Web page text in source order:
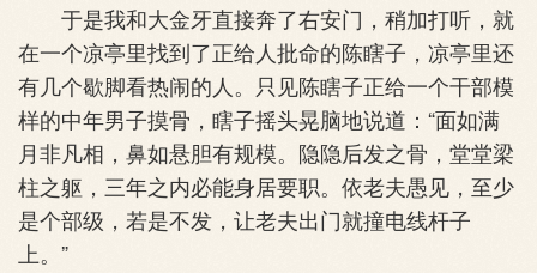
于是我和大金牙直接奔了右安门，稍加打听，就
在一个凉亭里找到了正给人批命的陈瞎子，凉亭里还
有几个歇脚看热闹的人。只见陈瞎子正给一个干部模
样的中年男子摸骨，瞎子摇头晃脑地说道：“面如满
月非凡相，鼻如悬胆有规模。隐隐后发之骨，堂堂梁
柱之躯，三年之内必能身居要职。依老夫愚见，至少
是个部级，若是不发，让老夫出门就撞电线杆子
上。”